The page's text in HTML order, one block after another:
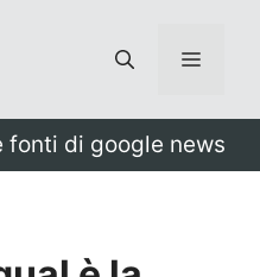
Menu
fonti di google news